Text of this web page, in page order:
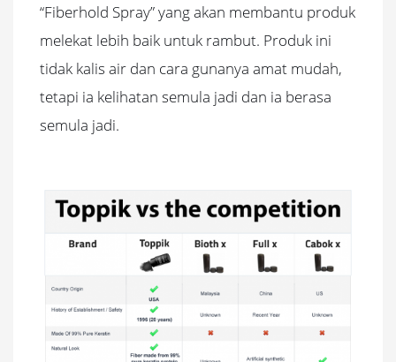
“Fiberhold Spray” yang akan membantu produk
melekat lebih baik untuk rambut. Produk ini
tidak kalis air dan cara gunanya amat mudah,
tetapi ia kelihatan semula jadi dan ia berasa
semula jadi.